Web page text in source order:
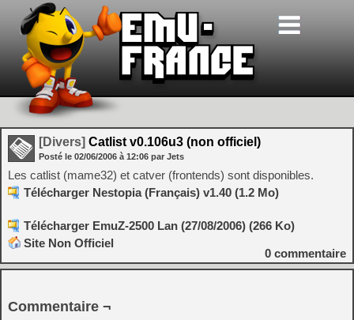
[Divers] Catlist v0.106u3 (non officiel)
Posté le 02/06/2006 à 12:06 par Jets
Les catlist (mame32) et catver (frontends) sont disponibles.
Télécharger Nestopia (Français) v1.40 (1.2 Mo)
Télécharger EmuZ-2500 Lan (27/08/2006) (266 Ko)
Site Non Officiel
0 commentaire
Commentaire ¬